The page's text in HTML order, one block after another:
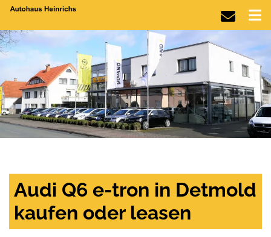
Audi Q6 e-tron in Detmold
kaufen oder leasen